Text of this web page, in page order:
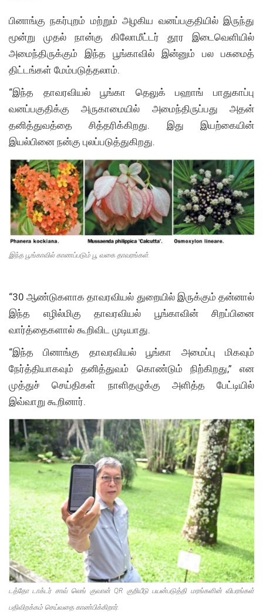
பினாங்கு நகர்புறம் மற்றும் அழகிய வனப்பகுதியில் இருந்து
மூன்று முதல் நான்கு கிலோமீட்டர் தூர இடைவெளியில்
அமைந்திருக்கும் இந்த பூங்காவில் இன்னும் பல பசுமைத்
திட்டங்கள் மேம்படுத்தலாம்.
“இந்த தாவரவியல் பூங்கா தெலுக் பஹாங் பாதுகாப்பு
வனப்பகுதிக்கு அருகாமையில் அமைந்திருப்பது அதன்
தனித்துவத்தை சித்தரிக்கிறது. இது இயற்கையின்
இயல்பினை நன்கு புலப்படுத்துகிறது.
இந்த பூங்காவில் காணப்படும் பூ வகை தாவரங்கள்.
“30 ஆண்டுகளாக தாவரவியல் துறையில் இருக்கும் தன்னால்
இந்த எழில்மிகு தாவரவியல் பூங்காவின் சிறப்பினை
வார்த்தைகளால் கூறிவிட முடியாது.
“இந்த பினாங்கு தாவரவியல் பூங்கா அமைப்பு மிகவும்
நேர்த்தியாகவும் தனித்துவம் கொண்டும் நிற்கிறது,” என
முத்துச் செய்திகள் நாளிதழுக்கு அளித்த பேட்டியில்
இவ்வாறு கூறினார்.
டத்தோ டாக்டர் சாவ் லெங் குவான் QR குறியீடு பயன்படுத்தி மரங்களின் விபரங்கள்
பதிவிறக்கம் செய்வதை காண்பிக்கிறார்.